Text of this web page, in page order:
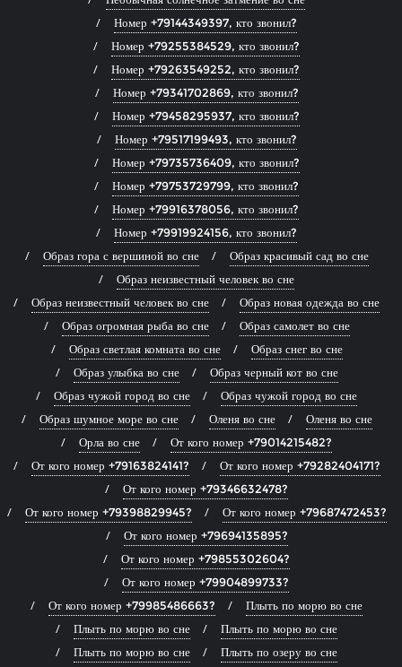
Номер +79144349397, кто звонил?
Номер +79255384529, кто звонил?
Номер +79263549252, кто звонил?
Номер +79341702869, кто звонил?
Номер +79458295937, кто звонил?
Номер +79517199493, кто звонил?
Номер +79735736409, кто звонил?
Номер +79753729799, кто звонил?
Номер +79916378056, кто звонил?
Номер +79919924156, кто звонил?
Образ гора с вершиной во сне
Образ красивый сад во сне
Образ неизвестный человек во сне
Образ неизвестный человек во сне
Образ новая одежда во сне
Образ огромная рыба во сне
Образ самолет во сне
Образ светлая комната во сне
Образ снег во сне
Образ улыбка во сне
Образ черный кот во сне
Образ чужой город во сне
Образ чужой город во сне
Образ шумное море во сне
Оленя во сне
Оленя во сне
Орла во сне
От кого номер +79014215482?
От кого номер +79163824141?
От кого номер +79282404171?
От кого номер +79346632478?
От кого номер +79398829945?
От кого номер +79687472453?
От кого номер +79694135895?
От кого номер +79855302604?
От кого номер +79904899733?
От кого номер +79985486663?
Плыть по морю во сне
Плыть по морю во сне
Плыть по морю во сне
Плыть по морю во сне
Плыть по озеру во сне